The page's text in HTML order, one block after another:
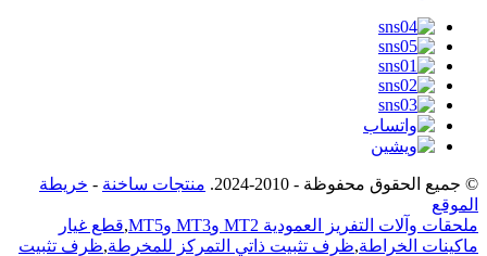
© جميع الحقوق محفوظة - 2010-2024. منتجات ساخنة - خريطة
الموقع
ملحقات وآلات التفريز العمودية MT2 وMT3 وMT5
,قطع غيار
ماكينات الخراطة,ظرف تثبيت ذاتي التمركز للمخرطة,ظرف تثبيت